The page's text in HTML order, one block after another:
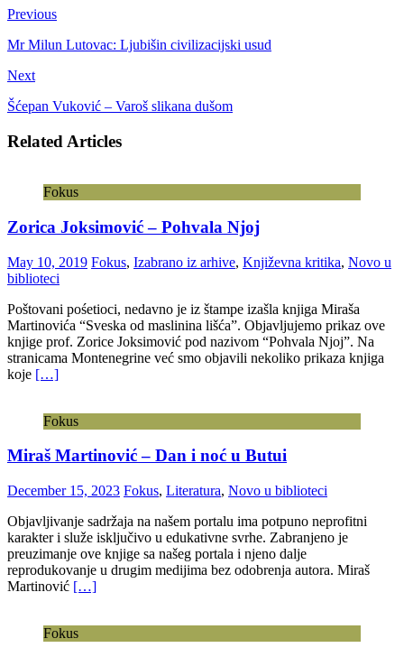
Previous
Mr Milun Lutovac: Ljubišin civilizacijski usud
Next
Šćepan Vuković – Varoš slikana dušom
Related Articles
Fokus
Zorica Joksimović – Pohvala Njoj
May 10, 2019 Fokus, Izabrano iz arhive, Književna kritika, Novo u
biblioteci
Poštovani pośetioci, nedavno je iz štampe izašla knjiga Miraša
Martinovića “Sveska od maslinina lišća”. Objavljujemo prikaz ove
knjige prof. Zorice Joksimović pod nazivom “Pohvala Njoj”. Na
stranicama Montenegrine već smo objavili nekoliko prikaza knjiga
koje […]
Fokus
Miraš Martinović – Dan i noć u Butui
December 15, 2023 Fokus, Literatura, Novo u biblioteci
Objavljivanje sadržaja na našem portalu ima potpuno neprofitni
karakter i služe isključivo u edukativne svrhe. Zabranjeno je
preuzimanje ove knjige sa našeg portala i njeno dalje
reprodukovanje u drugim medijima bez odobrenja autora. Miraš
Martinović […]
Fokus